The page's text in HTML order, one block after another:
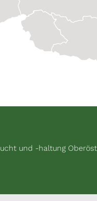
und -haltung